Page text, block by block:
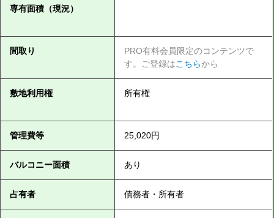
専有面積（現況）
間取り
PRO有料会員限定のコンテンツで
す。ご登録はこちらから
敷地利用権 所有権
管理費等 25,020円
バルコニー面積 あり
占有者 債務者・所有者